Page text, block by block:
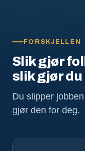
FORSKJELLEN
Slik gjør
slik gjør du
Du slipper
gjør den for deg.